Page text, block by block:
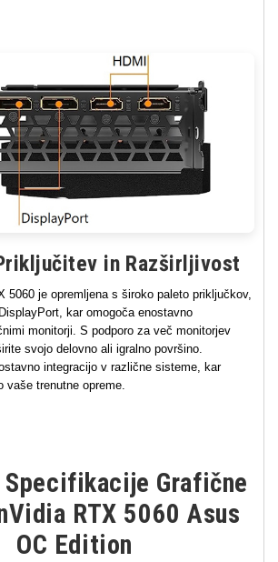
in Razširljivost
5060 je opremljena s široko paleto priključkov,
kar omogoča enostavno
monitorji. S podporo za več monitorjev
svojo delovno ali igralno površino.
integracijo v različne sisteme, kar
vaše trenutne opreme.
Specifikacije Grafične
RTX 5060 Asus
OC Edition